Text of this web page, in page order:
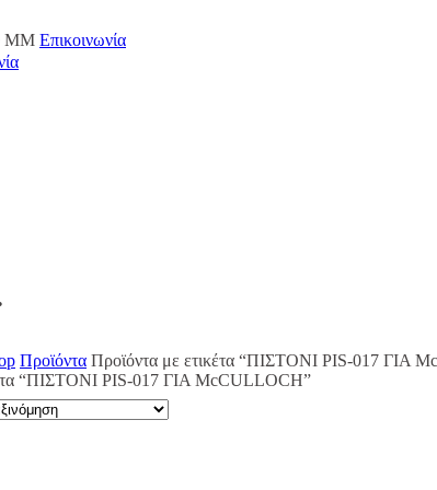
ΜΜ Επικοινωνία
Προϊόντα Προϊόντα με ετικέτα “ΠΙΣΤΟΝΙ PIS-017 ΓΙΑ
“ΠΙΣΤΟΝΙ PIS-017 ΓΙΑ McCULLOCH”